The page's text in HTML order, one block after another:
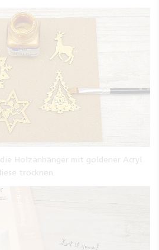
Holzanhänger mit goldener Acryl
trocknen.